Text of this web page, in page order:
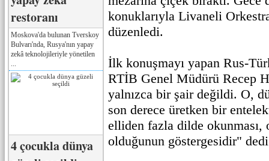
restoranı
Moskova'da bulunan Tverskoy
Bulvarı'nda, Rusya'nın yapay
zekâ teknolojileriyle yönetilen
4 çocukla dünya
konuklarıyla Livaneli
düzenledi.
İlk konuşmayı yapan Rus-
RTİB Genel Müdürü Recep
yalnızca bir şair değildi. O,
son derece üretken bir
elliden fazla dilde okunması,
olduğunun göstergesidir"